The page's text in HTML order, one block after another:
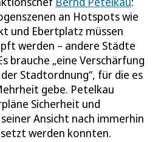
an Hotspots wie
und Ebertplatz müssen
werden – andere Städte
brauche „eine Verschärfung
Stadtordnung“, für die es
gebe. Petelkau
Sicherheit und
Ansicht nach immerhin
werden konnten.